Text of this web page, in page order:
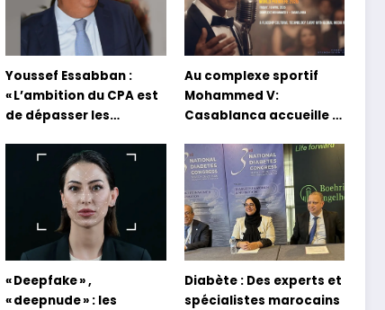
Youssef Essabban :
« L’ambition du CPA est
de dépasser les
et académiques de
formation en
s’appuyant sur le
partage des
expériences »
Au complexe sportif
Mohammed V:
Casablanca accueille la
concert holographique
d’Abdel Halim Hafez
« Deepfake » ,
« deepnude » : les
Diabète : Des experts et
spécialistes marocains